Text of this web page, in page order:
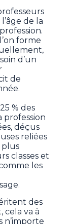
de la
forme
d’un
de
% des
déçus
reliées
plus
classes et
les
des
cela va à
n’importe